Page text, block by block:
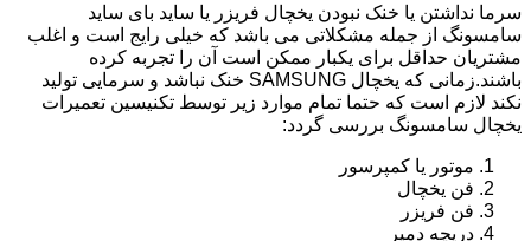
سرما نداشتن یا خنک نبودن یخچال فریزر یا ساید بای ساید
سامسونگ از جمله مشکلاتی می باشد که خیلی رایج است و اغلب
مشتریان حداقل برای یکبار ممکن است آن را تجربه کرده
باشند.زمانی که یخچال SAMSUNG خنک نباشد و سرمایی تولید
نکند لازم است که حتما تمام موارد زیر توسط تکنیسین تعمیرات
یخچال سامسونگ بررسی گردد:
موتور یا کمپرسور
فن یخچال
فن فریزر
دریچه دمپر